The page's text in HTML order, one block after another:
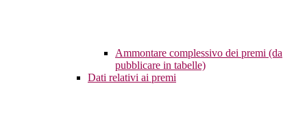
Ammontare complessivo dei premi (da
pubblicare in tabelle)
Dati relativi ai premi